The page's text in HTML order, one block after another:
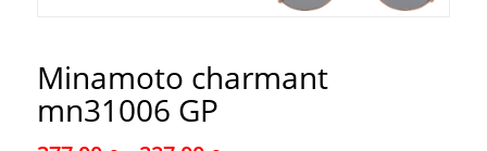
Minamoto charmant
mn31006 GP